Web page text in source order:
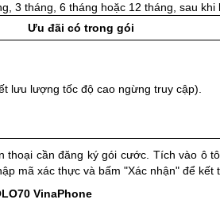
3 tháng, 6 tháng hoặc 12 tháng, sau
Ưu đãi có trong gói
lưu lượng tốc độ cao ngừng truy cập).
thoại cần đăng ký gói cước. Tích vào ô
mã xác thực và bấm "Xác nhận" để kết
VinaPhone